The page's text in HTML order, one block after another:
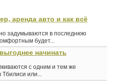
аренда авто и как всё
задумываются в последнюю
будет...
начинать
с одним и тем же
Тбилиси или...